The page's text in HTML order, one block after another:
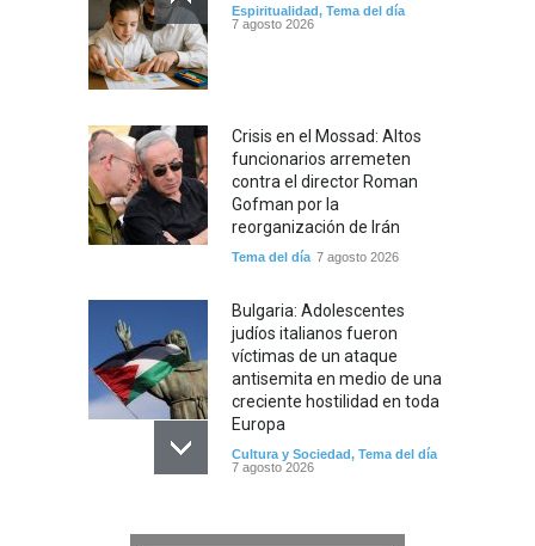
Espiritualidad, Tema del día
7 agosto 2026
Crisis en el Mossad: Altos
funcionarios arremeten
contra el director Roman
Gofman por la
reorganización de Irán
Tema del día 7 agosto 2026
Bulgaria: Adolescentes
judíos italianos fueron
víctimas de un ataque
antisemita en medio de una
creciente hostilidad en toda
Europa
Cultura y Sociedad, Tema del día
7 agosto 2026